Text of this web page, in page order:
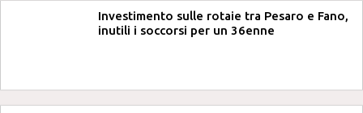
Investimento sulle rotaie tra Pesaro e Fano,
inutili i soccorsi per un 36enne